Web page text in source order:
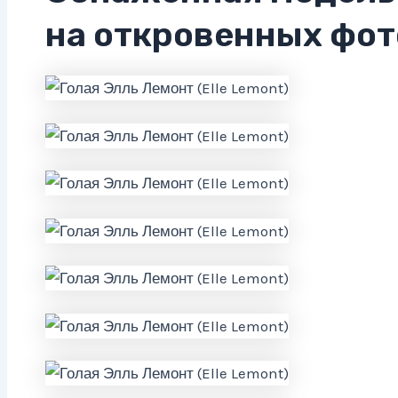
на откровенных